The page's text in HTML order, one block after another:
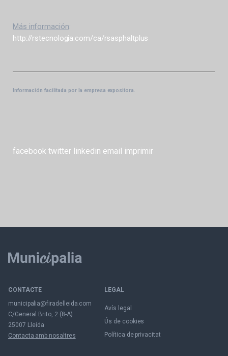
Más información:
http://rstecnologia.com/ca/rsasphaltplus
Información facilitada por la empresa expositora.
facebook twitter linkedin email imprimir
CONTACTE
municipalia@firadelleida.com
C/General Brito, 2 (8-A)
25007 Lleida
Contacta amb nosaltres
LEGAL
Avís legal
Ús de cookies
Política de privacitat